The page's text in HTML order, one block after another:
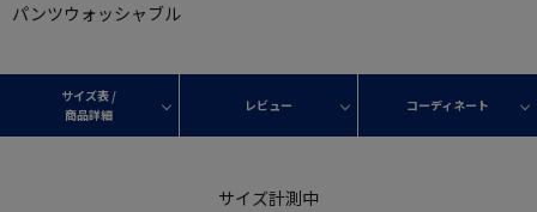
パンツウォッシャブル
サイズ表 /
商品詳細
レビュー コーディネート
サイズ計測中